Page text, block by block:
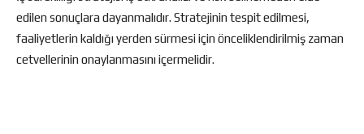
edilen sonuçlara dayanmalıdır. Stratejinin tespit edilmesi,
faaliyetlerin kaldığı yerden sürmesi için önceliklendirilmiş zaman
cetvellerinin onaylanmasını içermelidir.